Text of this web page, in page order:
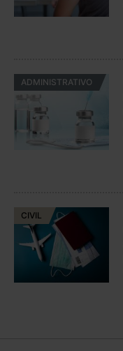
ADMINISTRATIVO
CIVIL